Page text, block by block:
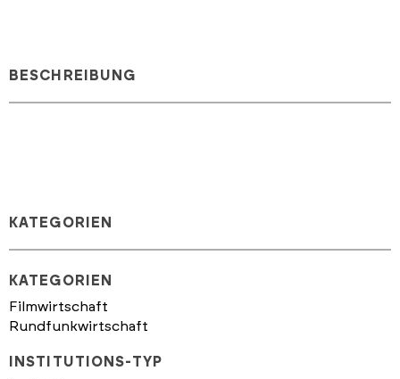
BESCHREIBUNG
KATEGORIEN
KATEGORIEN
Filmwirtschaft
Rundfunkwirtschaft
INSTITUTIONS-TYP